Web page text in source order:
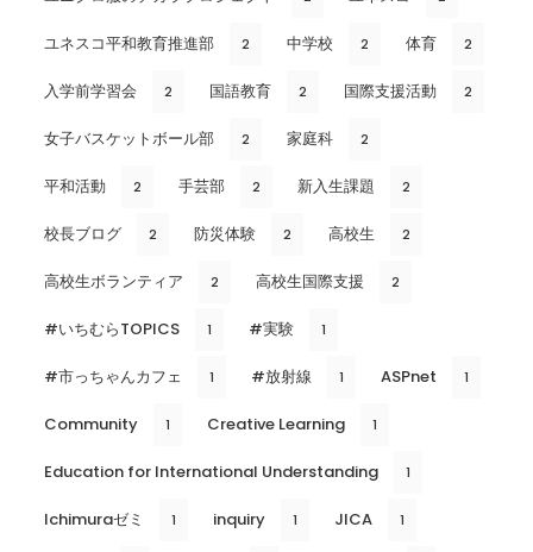
ユネスコ平和教育推進部 2 中学校 2 体育 2
入学前学習会 2 国語教育 2 国際支援活動 2
女子バスケットボール部 2 家庭科 2
平和活動 2 手芸部 2 新入生課題 2
校長ブログ 2 防災体験 2 高校生 2
高校生ボランティア 2 高校生国際支援 2
#いちむらTOPICS 1 #実験 1
#市っちゃんカフェ 1 #放射線 1 ASPnet 1
Community 1 Creative Learning 1
Education for International Understanding 1
Ichimuraゼミ 1 inquiry 1 JICA 1